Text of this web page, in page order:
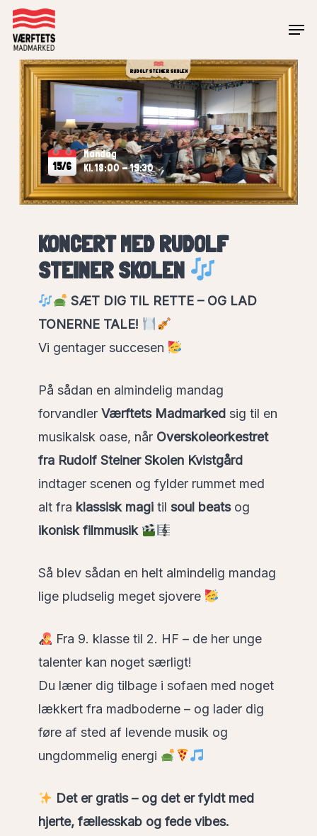
Skip
main
content
RUDOLF STEINER SKOLEN
15/6
Mandag
Kl. 18:00 - 19:30
KONCERT MED RUDOLF
STEINER SKOLEN
SÆT DIG TIL RETTE – OG LAD
TONERNE TALE!
Vi gentager succesen
På sådan en almindelig mandag
forvandler Værftets Madmarkedsig til en
musikalsk oase, når Overskoleorkestret
fra Rudolf Steiner Skolen Kvistgård
indtager scenen og fylder rummet med
alt fra klassisk magitil soul beatsog
ikonisk filmmusik
Så blev sådan en helt almindelig mandag
lige pludselig meget sjovere
Fra 9. klasse til 2. HF – de her unge
talenter kan noget særligt!
Du læner dig tilbage i sofaen med noget
lækkert fra madboderne – og lader dig
føre af sted af levende musik og
ungdommelig energi
Det er gratis – og det er fyldt med
hjerte, fællesskab og fede vibes.
Menu